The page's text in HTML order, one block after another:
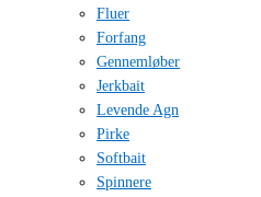
Fluer
Forfang
Gennemløber
Jerkbait
Levende Agn
Pirke
Softbait
Spinnere